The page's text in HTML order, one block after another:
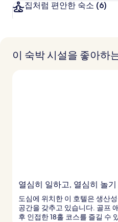
집처럼 편안한 숙소 (6)
이 숙박 시설을 좋아하
열심히 일하고, 열심히 놀기
도심에 위치한 이 호텔은 생산
공간을 갖추고 있습니다. 골프
후 인접한 18홀 코스를 즐길 수